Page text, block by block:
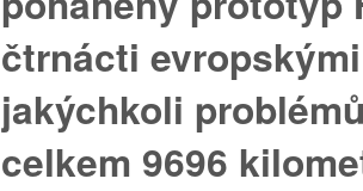
čtrnácti
jakýchkoli
celkem 9696